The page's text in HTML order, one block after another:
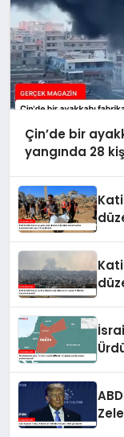
Çin’de bir
yangında 28